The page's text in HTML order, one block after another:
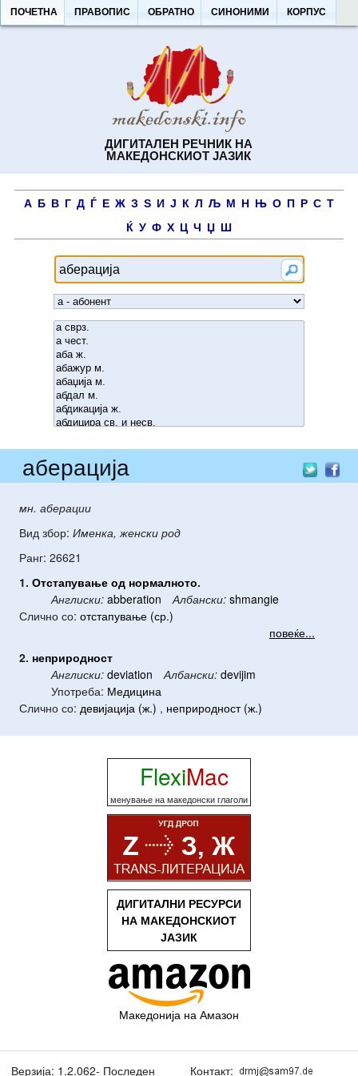
ДИГИТАЛЕН РЕЧНИК НА
МАКЕДОНСКИОТ ЈАЗИК
ПОЧЕТНА ПРАВОПИС ОБРАТНО СИНОНИМИ КОРПУС
А Б В Г Д Ѓ Е Ж З Ѕ И Ј К Л Љ М Н Њ О П Р С Т
Ќ У Ф Х Ц Ч Џ Ш
аберација
мн. аберации
Вид збор: Именка, женски род
Ранг: 26621
1. Отстапување од нормалното.
Англиски: abberation Албански: shmangie
Слично со: отстапување (ср.)
повеќе...
2. неприродност
Англиски: deviation Албански: devijim
Употреба: Медицина
Слично со: девијација (ж.) , неприродност (ж.)
FlexiMac
менување на македонски глаголи
ДИГИТАЛНИ РЕСУРСИ
НА МАКЕДОНСКИОТ
ЈАЗИК
Македонија на Амазон
Верзија: 1.2.062- Последен Контакт: